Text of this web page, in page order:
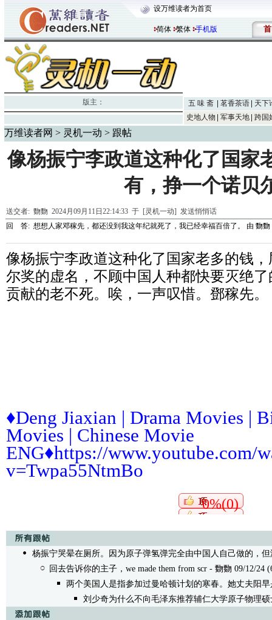
设万维读者为首页
简体 繁体 手机版 首
版主： 五 味 斋 茗香茶语
天下
史地人物
军事天地 跨国
万维读者网 > 灵机一动 > 跟帖
像杨振宁李政道这种化了国家
有，挣一个诺贝
送交者: 覅覅 2024月09月11日22:14:33 于 [灵机一动] 发送悄悄话
回 答: 想想人家邓稼先，都还没到我这年纪就死了，我已经幸福百倍了。 由 覅覅
像杨振宁李政道这种化了国家老多的钱
尔奖的虚名，不顾中国人种都快要灭绝
贡献的老不死。唉，一声叹惜。鄧稼先。
♦Deng Jiaxian | Drama Movies |
Movies | Chinese Movie
ENG♦https://www.youtube.com/
v=Twpa55NtmBo
0%(0)
杨振宁哭晕在厕所。因为原子弹氢弹完全由中国人自己做的，但
回去告诉你的主子，we made them from scr - 覅覅 09/12/24
两个美国人是指参加过曼哈顿计划的寒春。她丈夫阳
刘少奇为什么不向毛泽东推荐辅仁大学原子物理